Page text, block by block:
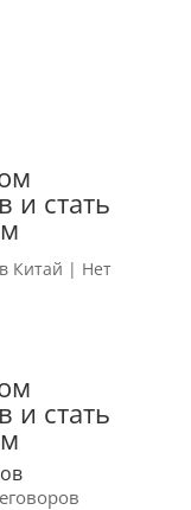
и стать
Китай | Нет
и стать